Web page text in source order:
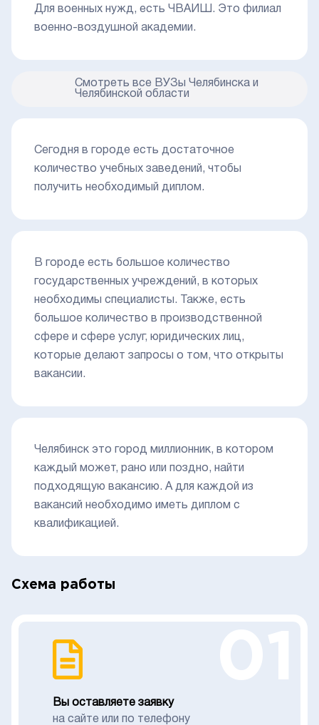
Для военных нужд, есть ЧВАИШ. Это филиал
военно-воздушной академии.
Смотреть все ВУЗы Челябинска и
Челябинской области
Сегодня в городе есть достаточное
количество учебных заведений, чтобы
получить необходимый диплом.
В городе есть большое количество
государственных учреждений, в которых
необходимы специалисты. Также, есть
большое количество в производственной
сфере и сфере услуг, юридических лиц,
которые делают запросы о том, что открыты
вакансии.
Челябинск это город миллионник, в котором
каждый может, рано или поздно, найти
подходящую вакансию. А для каждой из
вакансий необходимо иметь диплом с
квалификацией.
Схема работы
Вы оставляете заявку
на сайте или по телефону